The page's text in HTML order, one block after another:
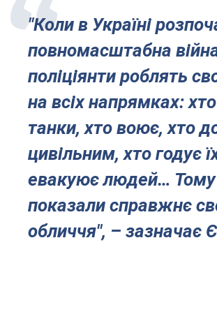
"Коли в Україні
повномасштабна
поліціянти роблять
на всіх напрямках:
танки, хто воює, хто
цивільним, хто годує
евакуює людей…
показали справжнє
обличчя", – зазначає